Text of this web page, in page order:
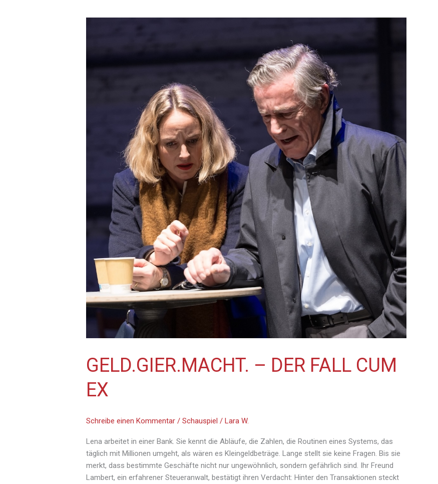
GELD.GIER.MACHT. – DER FALL CUM
EX
Schreibe einen Kommentar /Schauspiel /Lara W.
Lena arbeitet in einer Bank. Sie kennt die Abläufe, die Zahlen, die Routinen eines Systems, das
täglich mit Millionen umgeht, als wären es Kleingeldbeträge. Lange stellt sie keine Fragen. Bis sie
merkt, dass bestimmte Geschäfte nicht nur ungewöhnlich, sondern gefährlich sind. Ihr Freund
Lambert, ein erfahrener Steueranwalt, bestätigt ihren Verdacht: Hinter den Transaktionen steckt